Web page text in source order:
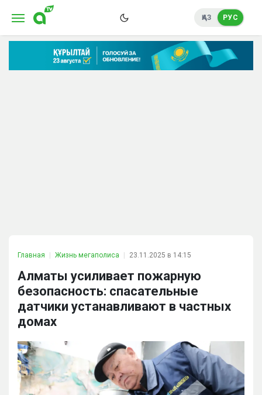
ҚАЗ РУС
Главная Жизнь мегаполиса 23.11.2025 в 14:15
Алматы усиливает пожарную
безопасность: спасательные
датчики устанавливают в частных
домах